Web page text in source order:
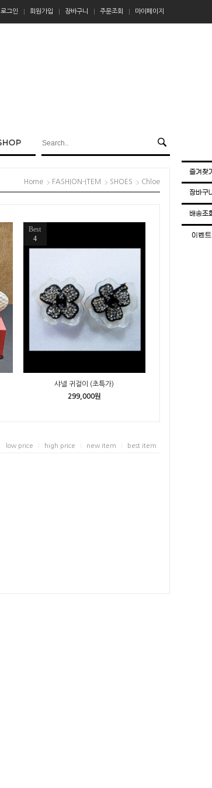
로그인 회원가입 장바구니 주문조회 마이페이지
Home FASHION-ITEM SHOES Chloe
Best
4
샤넬 귀걸이 (초특가)
299,000원
low price high price new item best item